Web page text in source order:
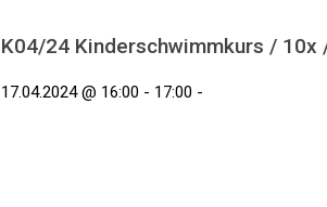
K04/24 Kinderschwimmkurs / 10x
17.04.2024 @ 16:00 - 17:00 -